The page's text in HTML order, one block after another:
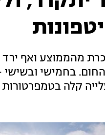
מהממוצע ואף
בחמישי
קלה בטמפרטורות